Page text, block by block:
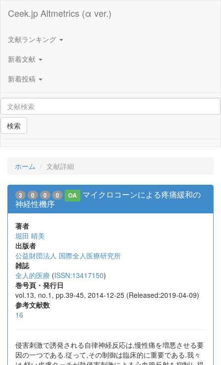
Ceek.jp Altmetrics (α ver.)
文献ランキング
新着文献
新着投稿
検索
ホーム 文献詳細
3 0 0 0 OA
マイクロコーンによる疼痛緩和の
神経性機序
著者
堀田 晴美
出版者
公益財団法人 国際全人医療研究所
雑誌
全人的医療 (ISSN:13417150)
巻号頁・発行日
vol.13, no.1, pp.39-45, 2014-12-25 (Released:2019-04-09)
参考文献数
16
侵害刺激で誘発される自律神経反応は,慢性痛を増悪させる要
因の一つである.従って,その制御は臨床的に重要である.我々